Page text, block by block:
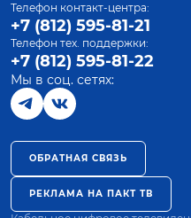
Телефон контакт-центра:
+7 (812) 595-81-21
Телефон тех. поддержки:
+7 (812) 595-81-22
Мы в соц. сетях:
ОБРАТНАЯ СВЯЗЬ
РЕКЛАМА НА ПАКТ ТВ